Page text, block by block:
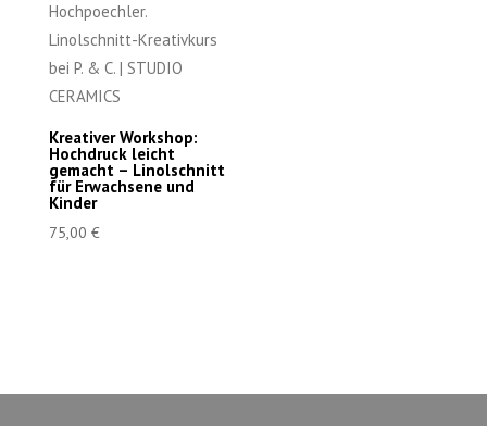
Kreativer Workshop:
Hochdruck leicht
gemacht – Linolschnitt
für Erwachsene und
Kinder
75,00 €